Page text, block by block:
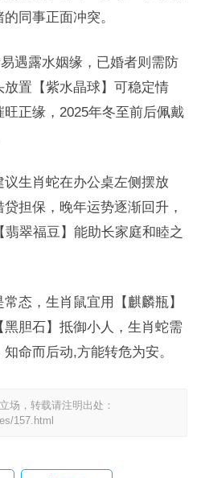
同事正面冲突。
遇露水姻缘，已婚者则需防
置【紫水晶球】可稳定情
正缘，2025年冬至前后佩戴
生肖蛇在办公桌左侧摆放
贷担保，晚年运势逐渐回升，
翠福豆】能助长家庭和睦之
态，生肖鼠宜用【麒麟瓶】
胆石】抵御小人，生肖蛇需
命而后动,方能转危为安。
场，转载请注明出处：
157.html